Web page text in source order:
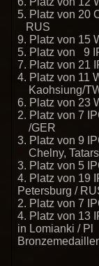
5. Platz von 20
9. Platz von 15
5. Platz von 9
7. Platz von 21
4. Platz von 11
Kaohsiung/
6. Platz von 23
2. Platz von 7
/GER
3. Platz von 9
Chelny,
3. Platz von 5
4. Platz von 19
Petersburg /
2. Platz von 7
4. Platz von 13
in Lomianki / Pl